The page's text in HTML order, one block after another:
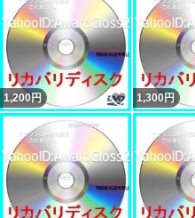
1,200円 いいね！
1,300円